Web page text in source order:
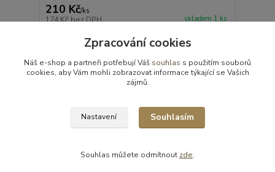
210 Kč/ks
174 Kčbez DPH skladem 1 ks
Přidat do košíku
strana
Zpracování cookies
Náš e-shop a partneři potřebují Váš souhlas s použitím souborů
cookies, aby Vám mohli zobrazovat informace týkající se Vašich
zájmů.
Nastavení Souhlasím
Souhlas můžete odmítnout zde.